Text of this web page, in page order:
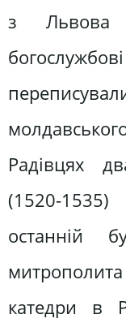
з Львова
Радівцях
(1520-
останній
катедри в